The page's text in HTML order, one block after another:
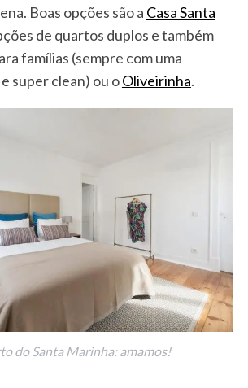
Boas opções são a Casa Santa
de quartos duplos e também
famílias (sempre com uma
super clean) ou oOliveirinha.
do Santa Marinha: amamos!